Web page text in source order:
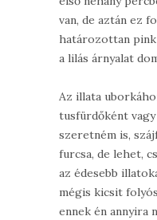
van, de aztán ez
határozottan pink
a lilás árnyalat
Az illata
tusfürdőként
szeretném is,
furcsa, de lehet,
az édesebb
mégis kicsit
ennek én annyira